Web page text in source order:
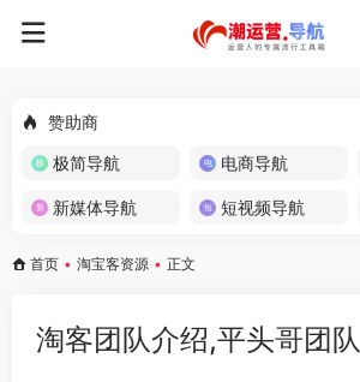
赞助商
极简导航
电商导航
新媒体导航 短视频导航
首页 • 淘宝客资源 • 正文
淘客团队介绍,平头哥团队